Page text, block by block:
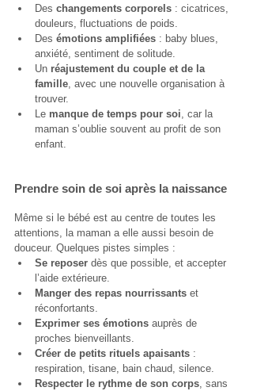
Des changements corporels : cicatrices,
douleurs, fluctuations de poids.
Des émotions amplifiées : baby blues,
anxiété, sentiment de solitude.
Un réajustement du couple et de la
famille , avec une nouvelle organisation à
trouver.
Le manque de temps pour soi , car la
maman s’oublie souvent au profit de son
enfant.
Prendre soin de soi après la naissance
Même si le bébé est au centre de toutes les
attentions, la maman a elle aussi besoin de
douceur. Quelques pistes simples :
Se reposer dès que possible, et accepter
l’aide extérieure.
Manger des repas nourrissants et
réconfortants.
Exprimer ses émotions auprès de
proches bienveillants.
Créer de petits rituels apaisants :
respiration, tisane, bain chaud, silence.
Respecter le rythme de son corps , sans